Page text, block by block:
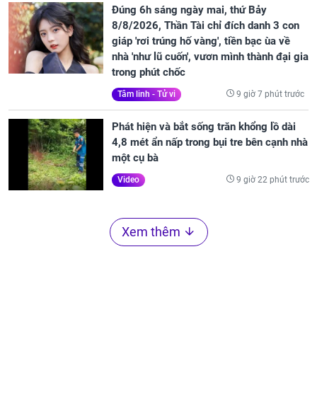
Đúng 6h sáng ngày mai, thứ Bảy
8/8/2026, Thần Tài chỉ đích danh 3 con
giáp 'rơi trúng hố vàng', tiền bạc ùa về
nhà 'như lũ cuốn', vươn mình thành đại gia
trong phút chốc
Tâm linh - Tử vi 9 giờ 7 phút trước
Phát hiện và bắt sống trăn khổng lồ dài
4,8 mét ẩn nấp trong bụi tre bên cạnh nhà
một cụ bà
Video 9 giờ 22 phút trước
Xem thêm